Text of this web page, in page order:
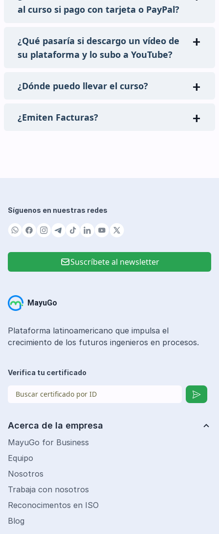
al curso si pago con tarjeta o PayPal?
¿Qué pasaría si descargo un vídeo de
su plataforma y lo subo a YouTube?
¿Dónde puedo llevar el curso?
¿Emiten Facturas?
Síguenos en nuestras redes
Suscríbete al newsletter
MayuGo
Plataforma latinoamericano que impulsa el
crecimiento de los futuros ingenieros en procesos.
Verifica tu certificado
Acerca de la empresa
MayuGo for Business
Equipo
Nosotros
Trabaja con nosotros
Reconocimentos en ISO
Blog